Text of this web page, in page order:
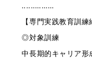
‥‥‥………
【専門実践教育訓練
◎対象訓練
中長期的キャリア形